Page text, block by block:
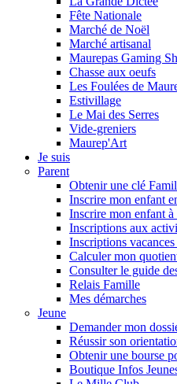
Fête Nationale
Marché de Noël
Marché artisanal
Maurepas Gaming
Chasse aux oeufs
Les Foulées de
Estivillage
Le Mai des Serres
Vide-greniers
Maurep'Art
Je suis
Parent
Obtenir une clé
Inscrire mon enfant
Inscrire mon enfant à
Inscriptions aux
Inscriptions
Calculer mon
Consulter le guide
Relais Famille
Mes démarches
Jeune
Demander mon
Réussir son
Obtenir une bourse
Boutique Infos